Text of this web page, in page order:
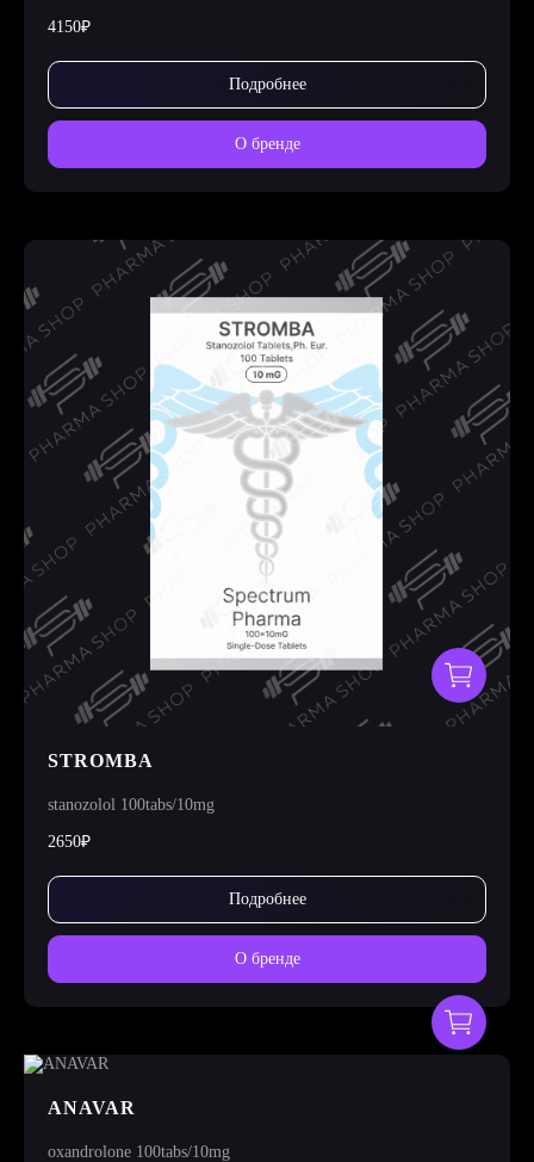
4150₽
Подробнее
О бренде
STROMBA
stanozolol 100tabs/10mg
2650₽
Подробнее
О бренде
ANAVAR
oxandrolone 100tabs/10mg